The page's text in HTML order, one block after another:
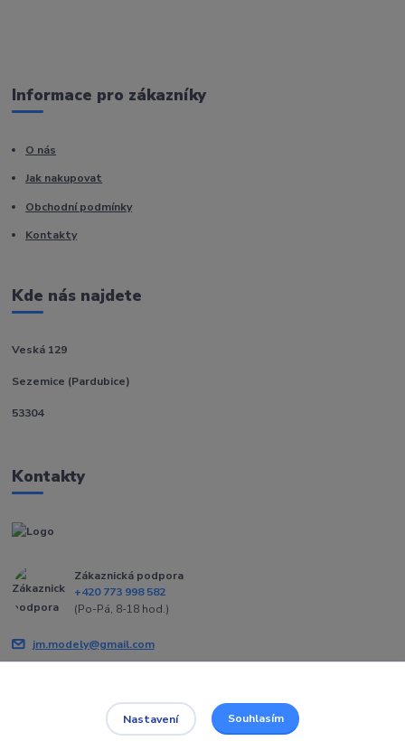
Informace pro zákazníky
O nás
Jak nakupovat
Obchodní podmínky
Kontakty
Kde nás najdete
Veská 129
Sezemice (Pardubice)
53304
Kontakty
Zákaznická podpora
+420 773 998 582
(Po-Pá, 8-18 hod.)
jm.modely@gmail.com
Nastavení Souhlasím